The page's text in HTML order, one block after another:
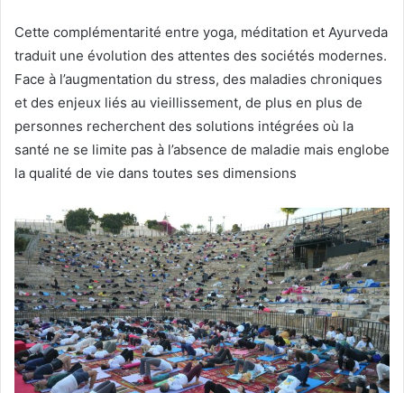
Cette complémentarité entre yoga, méditation et Ayurveda
traduit une évolution des attentes des sociétés modernes.
Face à l’augmentation du stress, des maladies chroniques
et des enjeux liés au vieillissement, de plus en plus de
personnes recherchent des solutions intégrées où la
santé ne se limite pas à l’absence de maladie mais englobe
la qualité de vie dans toutes ses dimensions